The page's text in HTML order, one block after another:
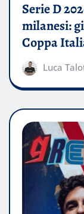
Serie D
milanesi:
Coppa
Luca